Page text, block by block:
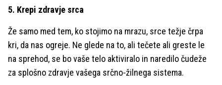
5. Krepi zdravje srca
Že samo med tem, ko stojimo na mrazu, srce težje črpa
kri, da nas ogreje. Ne glede na to, ali tečete ali greste le
na sprehod, se bo vaše telo aktiviralo in naredilo čudeže
za splošno zdravje vašega srčno-žilnega sistema.